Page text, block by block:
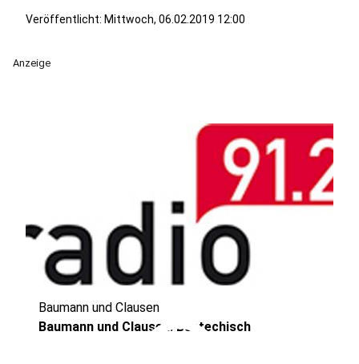
Veröffentlicht: Mittwoch, 06.02.2019 12:00
Anzeige
Baumann und Clausen
Baumann und Clausen: Bestechisch